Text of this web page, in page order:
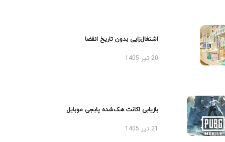
اشتغال‌زایی بدون تاریخ انقضا
20 تیر 1405
بازیابی اکانت هک‌شده پابجی موبایل